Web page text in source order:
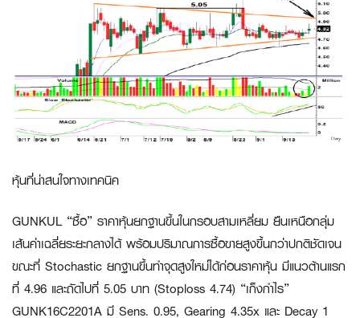
หุ้นที่น่าสนใจทางเทคนิค
GUNKUL “ซื้อ” ราคาหุ้นยกฐานขึ้นในกรอบสามเหลี่ยม ยืนเหนือกลุ่ม
เส้นค่าเฉลี่ยระยะกลางได้ พร้อมปริมาณการซื้อขายสูงขึ้นกว่าปกติชัดเจน
ขณะที่ Stochastic ยกฐานขึ้นทำจุดสูงใหม่ได้ก่อนราคาหุ้น มีแนวต้านแรก
ที่ 4.96 และถัดไปที่ 5.05 บาท (Stoploss 4.74) “เก็งกำไร”
GUNK16C2201A มี Sens. 0.95, Gearing 4.35x และ Decay 1